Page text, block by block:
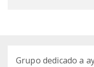
Grupo dedicado a